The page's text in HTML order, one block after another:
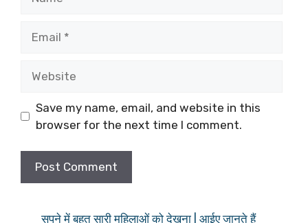
Save my name, email, and website in this
browser for the next time I comment.
सपने में बहुत सारी महिलाओं को देखना | आईए जानते हैं